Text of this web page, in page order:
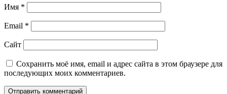
Имя *
Email *
Сайт
Сохранить моё имя, email и адрес сайта в этом браузере для
последующих моих комментариев.